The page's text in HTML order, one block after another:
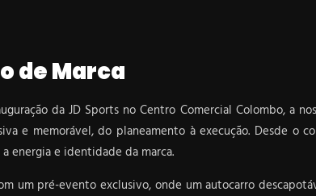
de Marca
da JD Sports no Centro Comercial Colombo, a
e memorável, do planeamento à execução. Desde o
energia e identidade da marca.
um pré-evento exclusivo, onde um autocarro